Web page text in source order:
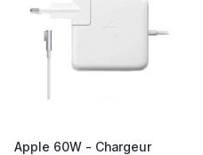
Apple 60W - Chargeur